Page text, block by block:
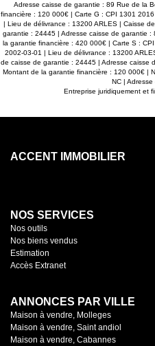
Adresse caisse de garantie : 89 Rue de la
financière : 120 000€ | Carte G : CPI 1301
| Lieu de délivrance : 13200 ARLES | Caisse
garantie : 24445 | Adresse caisse de garantie
la garantie financière : 420 000€ | Carte S :
2002-03-01 | Lieu de délivrance : 13200
de caisse de garantie : 24445 | Adresse caisse
Montant de la garantie financière : 120 000€ |
NC |
Entreprise juridiquement et
ACCENT IMMOBILIER
NOS SERVICES
Nos outils
Nos biens vendus
Estimation
Accès Extranet
ANNONCES PAR VILLE
Maison à vendre, Molleges
Maison à vendre, Saint andiol
Maison à vendre, Cabannes